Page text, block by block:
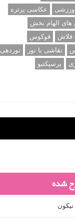
عکاسی پرتره
الهام بخش
فلاش
فوکوس
نقاشی با نور
نوردهی
پرسپکتیو
شده